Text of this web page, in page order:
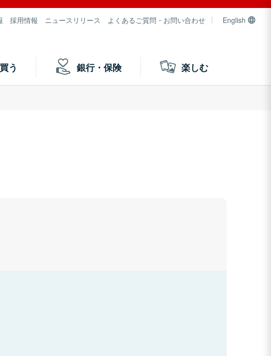
採用情報 ニュースリリース よくあるご質問・お問い合わせ English
買う 銀行・保険 楽しむ